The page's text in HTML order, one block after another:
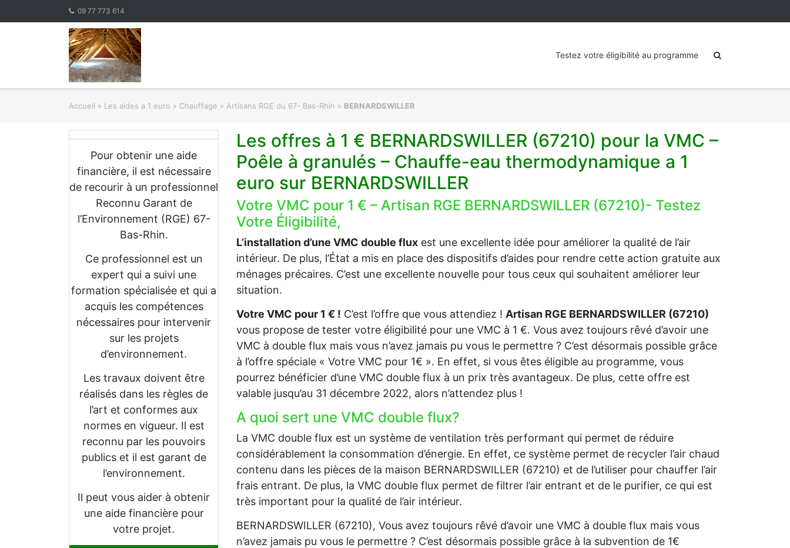
09 77 773 614
Testez votre éligibilité au programme
Accueil » Les aides a 1 euro » Chauffage » Artisans RGE du 67- Bas-Rhin » BERNARDSWILLER
Pour obtenir une aide
financière, il est nécessaire
de recourir à un professionnel
Reconnu Garant de
l’Environnement (RGE) 67-
Bas-Rhin.
Ce professionnel est un
expert qui a suivi une
formation spécialisée et qui a
acquis les compétences
nécessaires pour intervenir
sur les projets
d’environnement.
Les travaux doivent être
réalisés dans les règles de
l’art et conformes aux
normes en vigueur. Il est
reconnu par les pouvoirs
publics et il est garant de
l’environnement.
Il peut vous aider à obtenir
une aide financière pour
votre projet.
Les offres à 1 € BERNARDSWILLER (67210) pour la VMC –
Poêle à granulés – Chauffe-eau thermodynamique a 1
euro sur BERNARDSWILLER
Votre VMC pour 1 € – Artisan RGE BERNARDSWILLER (67210)- Testez
Votre Éligibilité,
L’installation d’une VMC double flux est une excellente idée pour améliorer la qualité de l’air
intérieur. De plus, l’État a mis en place des dispositifs d’aides pour rendre cette action gratuite aux
ménages précaires. C’est une excellente nouvelle pour tous ceux qui souhaitent améliorer leur
situation.
Votre VMC pour 1 € ! C’est l’offre que vous attendiez ! Artisan RGE BERNARDSWILLER (67210)
vous propose de tester votre éligibilité pour une VMC à 1 €. Vous avez toujours rêvé d’avoir une
VMC à double flux mais vous n’avez jamais pu vous le permettre ? C’est désormais possible grâce
à l’offre spéciale « Votre VMC pour 1€ ». En effet, si vous êtes éligible au programme, vous
pourrez bénéficier d’une VMC double flux à un prix très avantageux. De plus, cette offre est
valable jusqu’au 31 décembre 2022, alors n’attendez plus !
A quoi sert une VMC double flux?
La VMC double flux est un système de ventilation très performant qui permet de réduire
considérablement la consommation d’énergie. En effet, ce système permet de recycler l’air chaud
contenu dans les pièces de la maison BERNARDSWILLER (67210) et de l’utiliser pour chauffer l’air
frais entrant. De plus, la VMC double flux permet de filtrer l’air entrant et de le purifier, ce qui est
très important pour la qualité de l’air intérieur.
BERNARDSWILLER (67210), Vous avez toujours rêvé d’avoir une VMC à double flux mais vous
n’avez jamais pu vous le permettre ? C’est désormais possible grâce à la subvention de 1€